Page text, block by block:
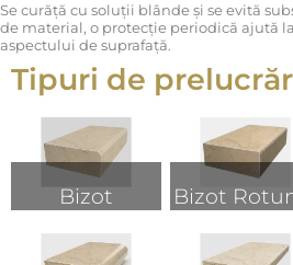
Se curăță cu soluții blânde și se evită
de material, o protecție periodică ajută
aspectului de suprafață.
Tipuri de
Bizot Bizot